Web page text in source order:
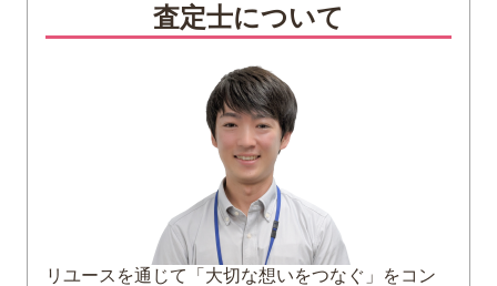
天皇陛下御即位記念硬貨
天皇陛下の10万円記念金貨には2種類ある
「天皇陛下記念硬貨」の買取価値
査定士について
リユースを通じて「大切な想いをつなぐ」をコン